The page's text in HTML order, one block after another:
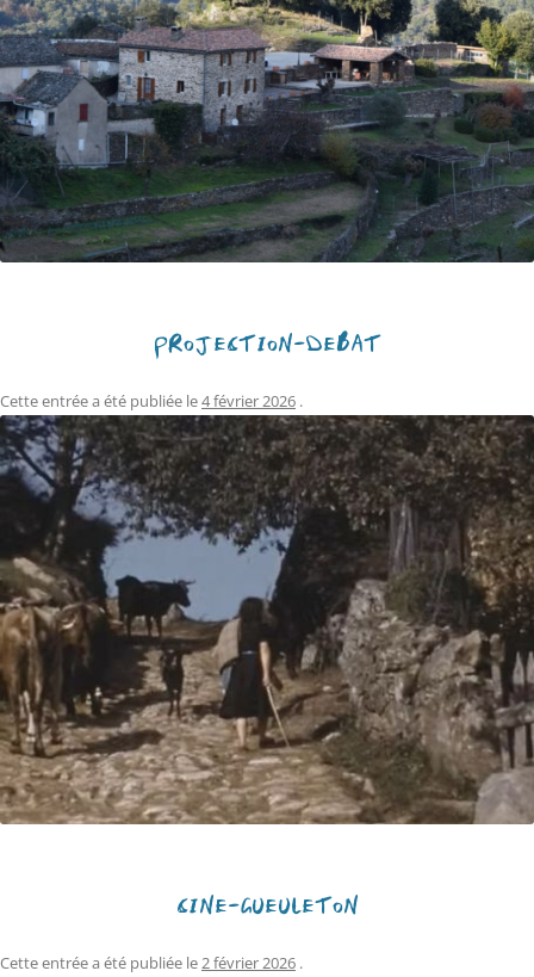
PROJECTION-DÉBAT
Cette entrée a été publiée le4 février 2026 .
CINÉ-GUEULETON
Cette entrée a été publiée le2 février 2026 .